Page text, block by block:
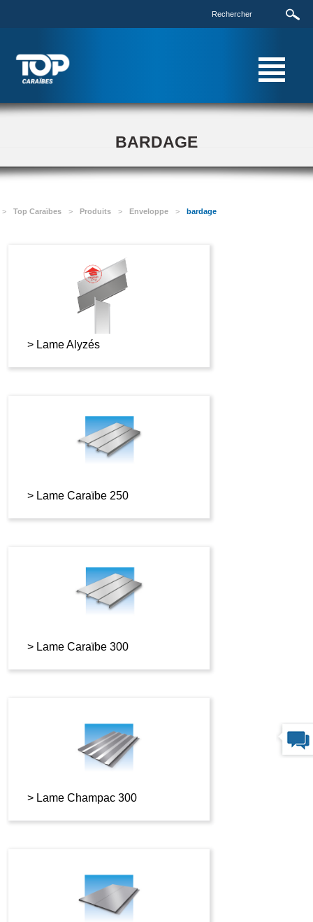
> Top Caraïbes > Produits > Enveloppe > bardage
BARDAGE
Lame Alyzés
Lame Caraïbe 250
Lame Caraïbe 300
Lame Champac 300